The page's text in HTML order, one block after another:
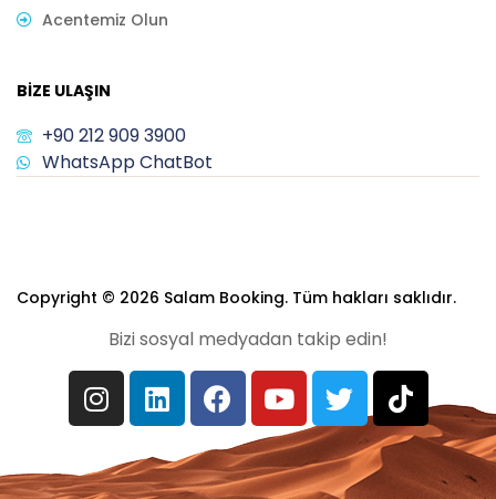
Acentemiz Olun
BIZE ULAŞIN
+90 212 909 3900
WhatsApp ChatBot
Copyright © 2026 Salam Booking. Tüm hakları saklıdır.
Bizi sosyal medyadan takip edin!